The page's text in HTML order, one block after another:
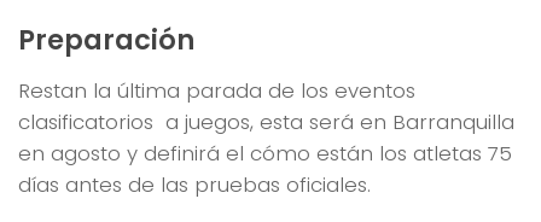
Preparación
Restan la última parada de los eventos
clasificatorios a juegos, esta será en Barranquilla
en agosto y definirá el cómo están los atletas 75
días antes de las pruebas oficiales.